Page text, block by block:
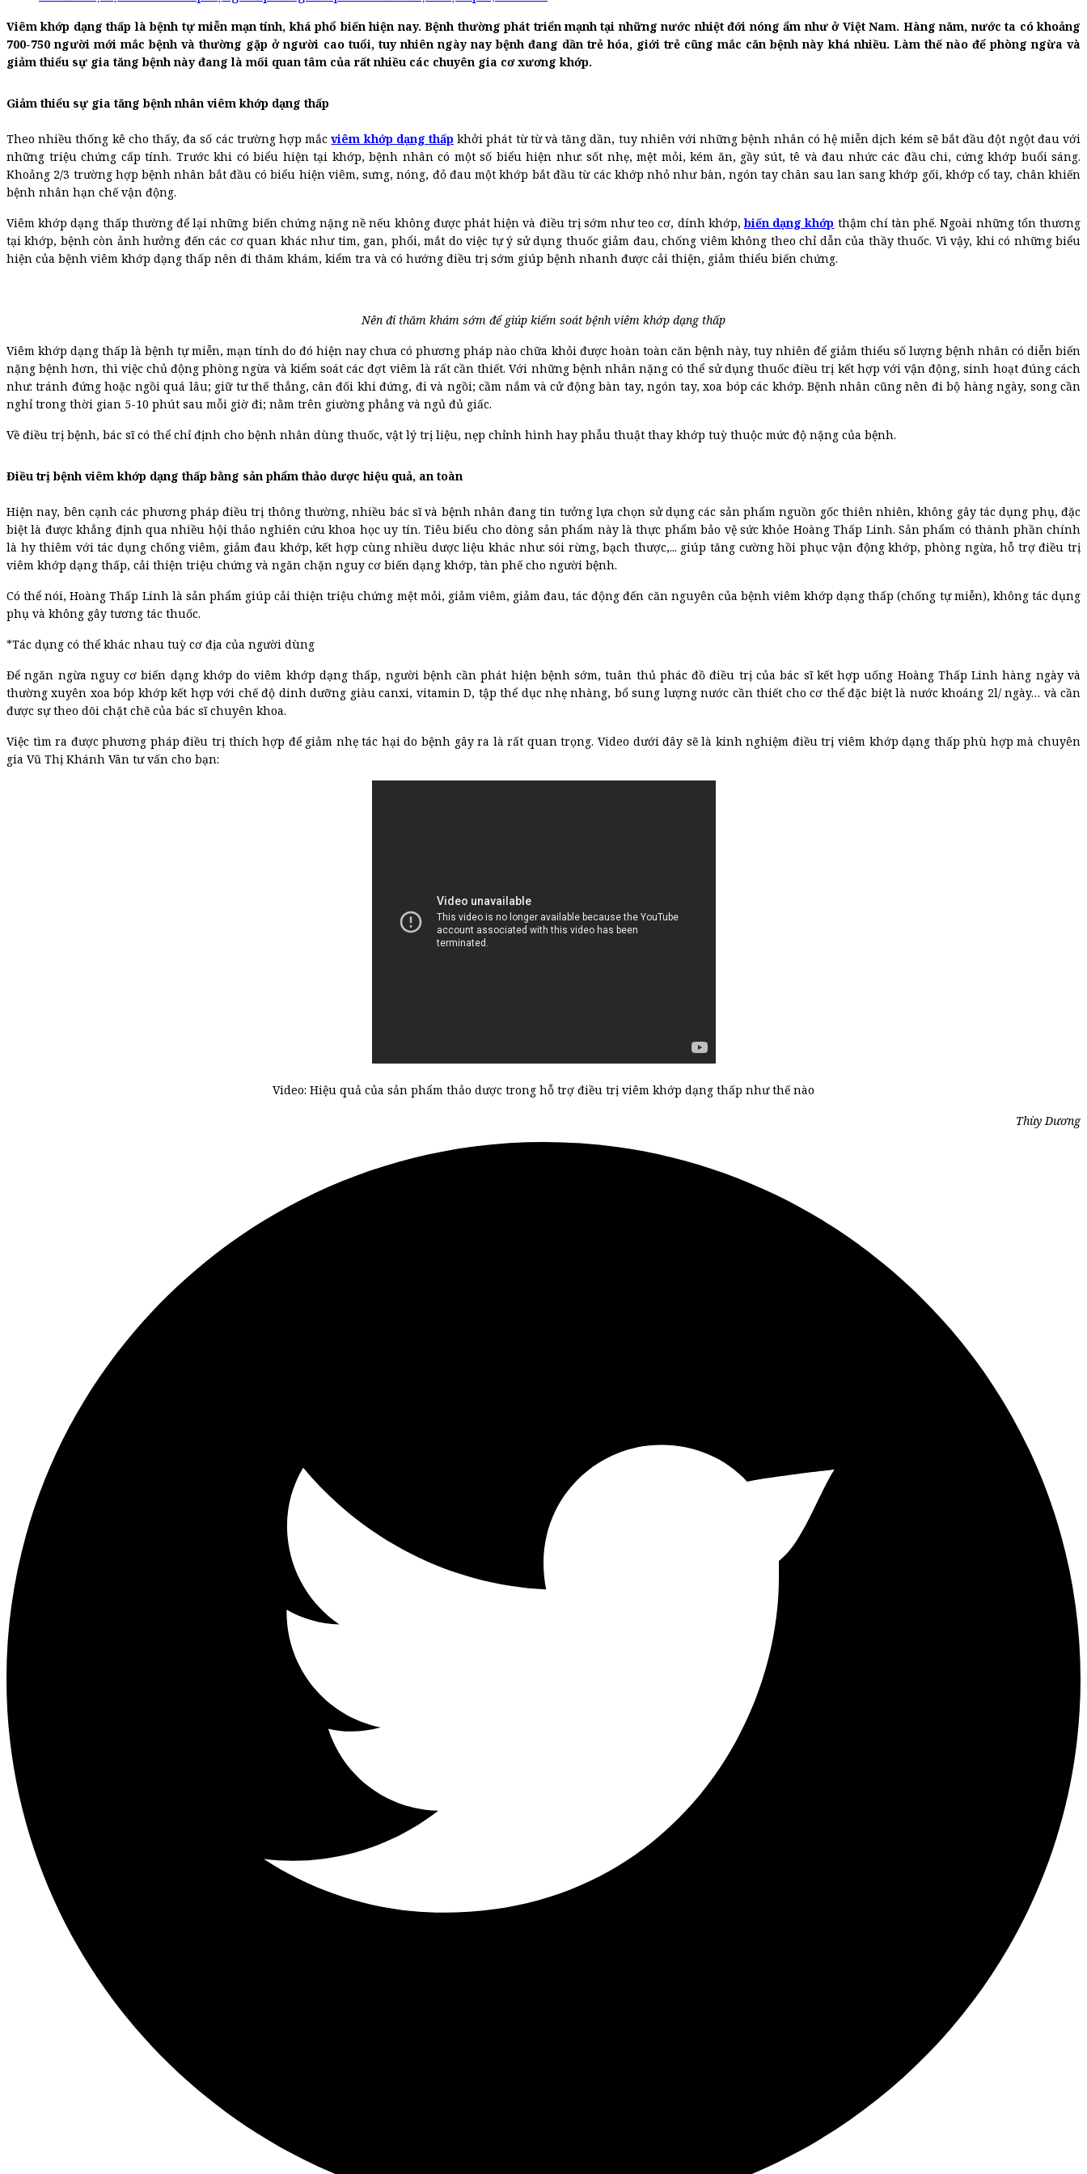
Viêm khớp dạng thấp là bệnh tự miễn mạn tính, khá phổ biến hiện nay. Bệnh thường phát triển mạnh tại những nước nhiệt đới nóng ẩm như ở Việt Nam. Hàng năm, nước ta có khoảng
700-750 người mới mắc bệnh và thường gặp ở người cao tuổi, tuy nhiên ngày nay bệnh đang dần trẻ hóa, giới trẻ cũng mắc căn bệnh này khá nhiều. Làm thế nào để phòng ngừa và
giảm thiểu sự gia tăng bệnh này đang là mối quan tâm của rất nhiều các chuyên gia cơ xương khớp.
Giảm thiểu sự gia tăng bệnh nhân viêm khớp dạng thấp
Theo nhiều thống kê cho thấy, đa số các trường hợp mắcviêm khớp dạng thấp khởi phát từ từ và tăng dần, tuy nhiên với những bệnh nhân có hệ miễn dịch kém sẽ bắt đầu đột ngột đau với
những triệu chứng cấp tính. Trước khi có biểu hiện tại khớp, bệnh nhân có một số biểu hiện như: sốt nhẹ, mệt mỏi, kém ăn, gầy sút, tê và đau nhức các đầu chi, cứng khớp buổi sáng.
Khoảng 2/3 trường hợp bệnh nhân bắt đầu có biểu hiện viêm, sưng, nóng, đỏ đau một khớp bắt đầu từ các khớp nhỏ như bàn, ngón tay chân sau lan sang khớp gối, khớp cổ tay, chân khiến
bệnh nhân hạn chế vận động.
Viêm khớp dạng thấp thường để lại những biến chứng nặng nề nếu không được phát hiện và điều trị sớm như teo cơ, dính khớp,biến dạng khớp thậm chí tàn phế. Ngoài những tổn thương
tại khớp, bệnh còn ảnh hưởng đến các cơ quan khác như tim, gan, phổi, mắt do việc tự ý sử dụng thuốc giảm đau, chống viêm không theo chỉ dẫn của thầy thuốc. Vì vậy, khi có những biểu
hiện của bệnh viêm khớp dạng thấp nên đi thăm khám, kiểm tra và có hướng điều trị sớm giúp bệnh nhanh được cải thiện, giảm thiểu biến chứng.
Nên đi thăm khám sớm để giúp kiểm soát bệnh viêm khớp dạng thấp
Viêm khớp dạng thấp là bệnh tự miễn, mạn tính do đó hiện nay chưa có phương pháp nào chữa khỏi được hoàn toàn căn bệnh này, tuy nhiên để giảm thiểu số lượng bệnh nhân có diễn biến
nặng bệnh hơn, thì việc chủ động phòng ngừa và kiểm soát các đợt viêm là rất cần thiết. Với những bệnh nhân nặng có thể sử dụng thuốc điều trị kết hợp với vận động, sinh hoạt đúng cách
như: tránh đứng hoặc ngồi quá lâu; giữ tư thế thẳng, cân đối khi đứng, đi và ngồi; cầm nắm và cử động bàn tay, ngón tay, xoa bóp các khớp. Bệnh nhân cũng nên đi bộ hàng ngày, song cần
nghỉ trong thời gian 5-10 phút sau mỗi giờ đi; nằm trên giường phẳng và ngủ đủ giấc.
Về điều trị bệnh, bác sĩ có thể chỉ định cho bệnh nhân dùng thuốc, vật lý trị liệu, nẹp chỉnh hình hay phẫu thuật thay khớp tuỳ thuộc mức độ nặng của bệnh.
Điều trị bệnh viêm khớp dạng thấp bằng sản phẩm thảo dược hiệu quả, an toàn
Hiện nay, bên cạnh các phương pháp điều trị thông thường, nhiều bác sĩ và bệnh nhân đang tin tưởng lựa chọn sử dụng các sản phẩm nguồn gốc thiên nhiên, không gây tác dụng phụ, đặc
biệt là được khẳng định qua nhiều hội thảo nghiên cứu khoa học uy tín. Tiêu biểu cho dòng sản phẩm này là thực phẩm bảo vệ sức khỏe Hoàng Thấp Linh. Sản phẩm có thành phần chính
là hy thiêm với tác dụng chống viêm, giảm đau khớp, kết hợp cùng nhiều dược liệu khác như: sói rừng, bạch thược,... giúp tăng cường hồi phục vận động khớp, phòng ngừa, hỗ trợ điều trị
viêm khớp dạng thấp, cải thiện triệu chứng và ngăn chặn nguy cơ biến dạng khớp, tàn phế cho người bệnh.
Có thể nói, Hoàng Thấp Linh là sản phẩm giúp cải thiện triệu chứng mệt mỏi, giảm viêm, giảm đau, tác động đến căn nguyên của bệnh viêm khớp dạng thấp (chống tự miễn), không tác dụng
phụ và không gây tương tác thuốc.
*Tác dụng có thể khác nhau tuỳ cơ địa của người dùng
Để ngăn ngừa nguy cơ biến dạng khớp do viêm khớp dạng thấp, người bệnh cần phát hiện bệnh sớm, tuân thủ phác đồ điều trị của bác sĩ kết hợp uống Hoàng Thấp Linh hàng ngày và
thường xuyên xoa bóp khớp kết hợp với chế độ dinh dưỡng giàu canxi, vitamin D, tập thể dục nhẹ nhàng, bổ sung lượng nước cần thiết cho cơ thể đặc biệt là nước khoáng 2l/ ngày… và cần
được sự theo dõi chặt chẽ của bác sĩ chuyên khoa.
Việc tìm ra được phương pháp điều trị thích hợp để giảm nhẹ tác hại do bệnh gây ra là rất quan trọng. Video dưới đây sẽ là kinh nghiệm điều trị viêm khớp dạng thấp phù hợp mà chuyên
gia Vũ Thị Khánh Vân tư vấn cho bạn:
Video: Hiệu quả của sản phẩm thảo dược trong hỗ trợ điều trị viêm khớp dạng thấp như thế nào
Thùy Dương